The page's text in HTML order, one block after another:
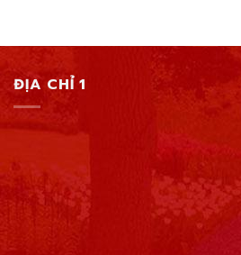
ĐỊA CHỈ 1